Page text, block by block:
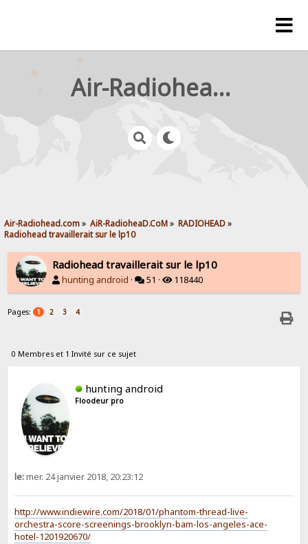
Air-Radiohead.com
Air-Radiohead.com» AiR-RadioheaD.CoM» RADIOHEAD»
Radiohead travaillerait sur le lp10
Radiohead travaillerait sur le lp10
hunting android · 51 · 118440
Pages: 1 2 3 4
0 Membres et 1 Invité sur ce sujet
hunting android
Floodeur pro
le:mer. 24 janvier 2018, 20:23:12
http://www.indiewire.com/2018/01/phantom-thread-live-
orchestra-score-screenings-brooklyn-bam-los-angeles-ace-
hotel-1201920670/